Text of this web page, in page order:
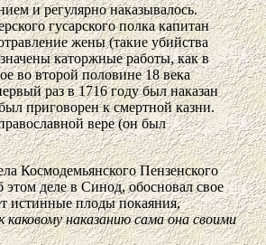
и регулярно наказывалось.
гусарского полка капитан
жены (такие убийства
каторжные работы, как в
во второй половине 18 века
раз в 1716 году был наказан
приговорен к смертной казни.
вере (он был
Космодемьянского Пензенского
деле в Синод, обосновал свое
истинные плоды покаяния,
каковому наказанию сама она своими